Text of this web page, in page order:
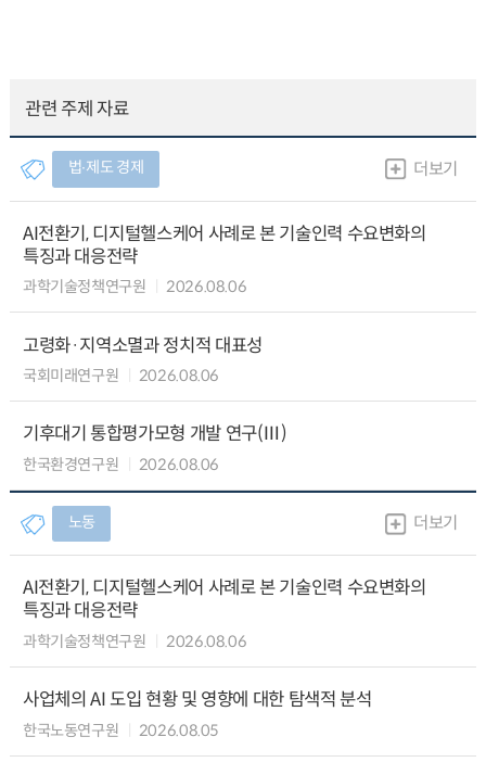
관련 주제 자료
법∙제도 경제 더보기
AI전환기, 디지털헬스케어 사례로 본 기술인력 수요변화의
특징과 대응전략
과학기술정책연구원 2026.08.06
고령화·지역소멸과 정치적 대표성
국회미래연구원 2026.08.06
기후대기 통합평가모형 개발 연구(Ⅲ)
한국환경연구원 2026.08.06
노동 더보기
AI전환기, 디지털헬스케어 사례로 본 기술인력 수요변화의
특징과 대응전략
과학기술정책연구원 2026.08.06
사업체의 AI 도입 현황 및 영향에 대한 탐색적 분석
한국노동연구원 2026.08.05